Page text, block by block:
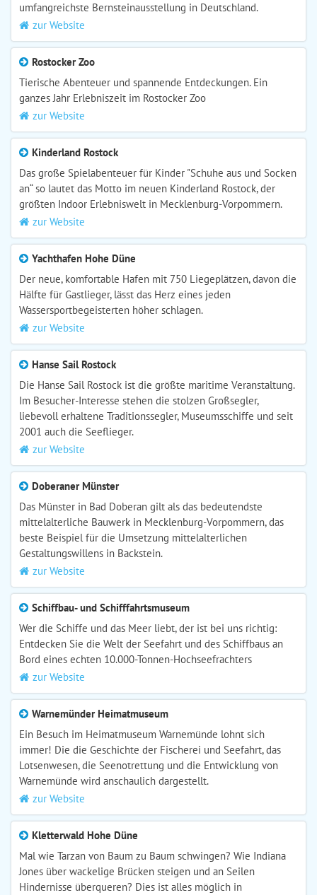
umfangreichste Bernsteinausstellung in Deutschland.
zur Website
Rostocker Zoo
Tierische Abenteuer und spannende Entdeckungen. Ein
ganzes Jahr Erlebniszeit im Rostocker Zoo
zur Website
Kinderland Rostock
Das große Spielabenteuer für Kinder "Schuhe aus und Socken
an“ so lautet das Motto im neuen Kinderland Rostock, der
größten Indoor Erlebniswelt in Mecklenburg-Vorpommern.
zur Website
Yachthafen Hohe Düne
Der neue, komfortable Hafen mit 750 Liegeplätzen, davon die
Hälfte für Gastlieger, lässt das Herz eines jeden
Wassersportbegeisterten höher schlagen.
zur Website
Hanse Sail Rostock
Die Hanse Sail Rostock ist die größte maritime Veranstaltung.
Im Besucher-Interesse stehen die stolzen Großsegler,
liebevoll erhaltene Traditionssegler, Museumsschiffe und seit
2001 auch die Seeflieger.
zur Website
Doberaner Münster
Das Münster in Bad Doberan gilt als das bedeutendste
mittelalterliche Bauwerk in Mecklenburg-Vorpommern, das
beste Beispiel für die Umsetzung mittelalterlichen
Gestaltungswillens in Backstein.
zur Website
Schiffbau- und Schifffahrtsmuseum
Wer die Schiffe und das Meer liebt, der ist bei uns richtig:
Entdecken Sie die Welt der Seefahrt und des Schiffbaus an
Bord eines echten 10.000-Tonnen-Hochseefrachters
zur Website
Warnemünder Heimatmuseum
Ein Besuch im Heimatmuseum Warnemünde lohnt sich
immer! Die die Geschichte der Fischerei und Seefahrt, das
Lotsenwesen, die Seenotrettung und die Entwicklung von
Warnemünde wird anschaulich dargestellt.
zur Website
Kletterwald Hohe Düne
Mal wie Tarzan von Baum zu Baum schwingen? Wie Indiana
Jones über wackelige Brücken steigen und an Seilen
Hindernisse überqueren? Dies ist alles möglich in